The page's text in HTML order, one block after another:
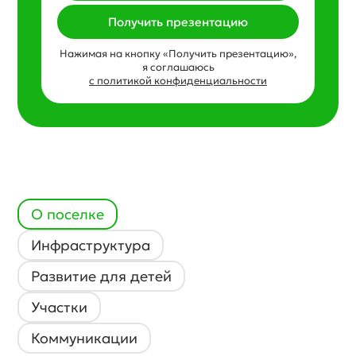
О поселке
Инфраструктура
Развитие для детей
Участки
Коммуникации
Получить презентацию
Нажимая на кнопку «Получить презентацию»,
я соглашаюсь
с политикой конфиденциальности